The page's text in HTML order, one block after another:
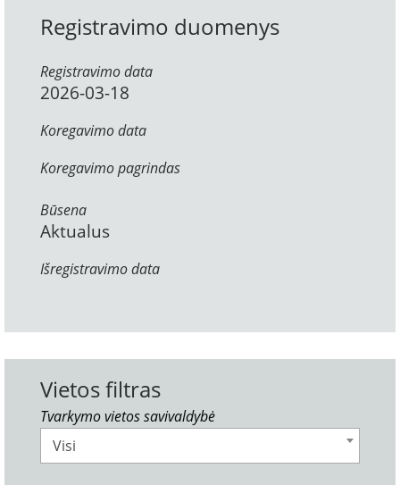
Registravimo duomenys
Registravimo data
2026-03-18
Koregavimo data
Koregavimo pagrindas
Būsena
Aktualus
Išregistravimo data
Vietos filtras
Tvarkymo vietos savivaldybė
Visi